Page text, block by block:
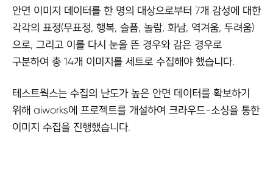
안면 이미지 데이터를 한 명의 대상으로부터 7개 감성에 대한
각각의 표정(무표정, 행복, 슬픔, 놀람, 화남, 역겨움, 두려움)
으로, 그리고 이를 다시 눈을 뜬 경우와 감은 경우로
구분하여 총 14개 이미지를 세트로 수집해야 했습니다.
테스트웍스는 수집의 난도가 높은 안면 데이터를 확보하기
위해 aiworks에 프로젝트를 개설하여 크라우드-소싱을 통한
이미지 수집을 진행했습니다.